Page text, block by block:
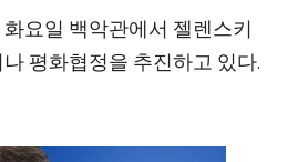
요일 백악관에서 젤렌스키
평화협정을 추진하고 있다.